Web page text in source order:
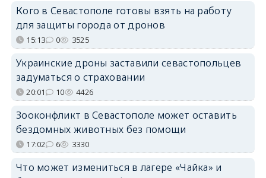
Кого в Севастополе готовы взять на работу
для защиты города от дронов
15:13 0 3525
Украинские дроны заставили севастопольцев
задуматься о страховании
20:01 10 4426
Зооконфликт в Севастополе может оставить
бездомных животных без помощи
17:02 6 3330
Что может измениться в лагере «Чайка» и